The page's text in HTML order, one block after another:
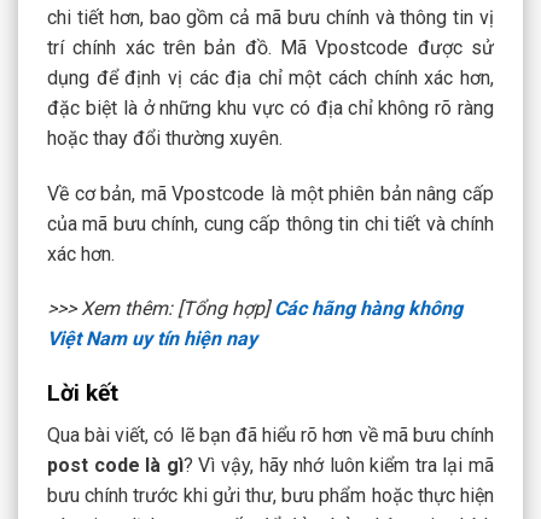
chi tiết hơn, bao gồm cả mã bưu chính và thông tin vị
trí chính xác trên bản đồ. Mã Vpostcode được sử
dụng để định vị các địa chỉ một cách chính xác hơn,
đặc biệt là ở những khu vực có địa chỉ không rõ ràng
hoặc thay đổi thường xuyên.
Về cơ bản, mã Vpostcode là một phiên bản nâng cấp
của mã bưu chính, cung cấp thông tin chi tiết và chính
xác hơn.
>>> Xem thêm: [Tổng hợp]Các hãng hàng không
Việt Nam uy tín hiện nay
Lời kết
Qua bài viết, có lẽ bạn đã hiểu rõ hơn về mã bưu chính
post code là gì? Vì vậy, hãy nhớ luôn kiểm tra lại mã
bưu chính trước khi gửi thư, bưu phẩm hoặc thực hiện